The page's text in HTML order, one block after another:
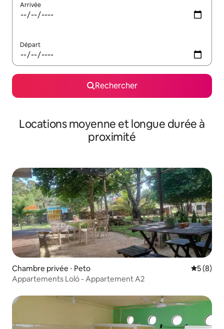
Arrivée
Départ
Rechercher
Locations moyenne et longue durée à
proximité
Chambre privée ⋅ Peto
5 (8)
Appartements Loló - Appartement A2